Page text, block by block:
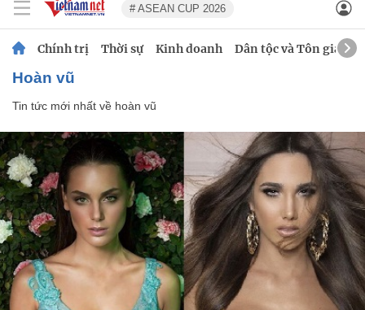
# ASEAN CUP 2026
Chính trị Thời sự Kinh doanh Dân tộc và Tôn giáo
hoàn vũ
Tin tức mới nhất về hoàn vũ